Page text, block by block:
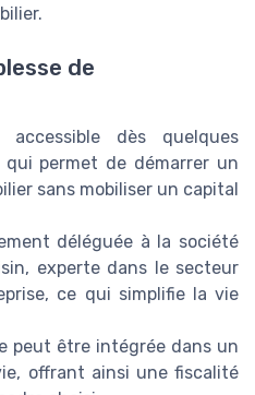
de
dès quelques
qui permet de démarrer un
sans mobiliser un capital
déléguée à la société
experte dans le secteur
ce qui simplifie la vie
peut être intégrée dans un
offrant ainsi une fiscalité